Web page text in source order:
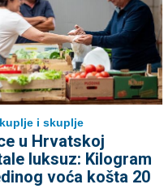
i skuplje
u Hrvatskoj
luksuz: Kilogram
voća košta 20